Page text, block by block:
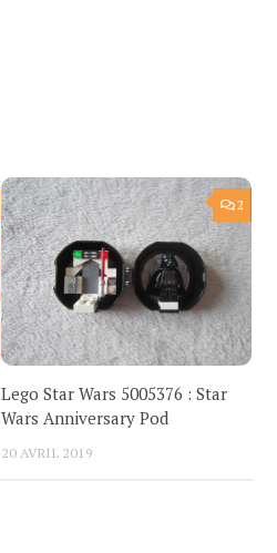
2
Lego Star Wars 5005376 : Star
Wars Anniversary Pod
20 AVRIL 2019